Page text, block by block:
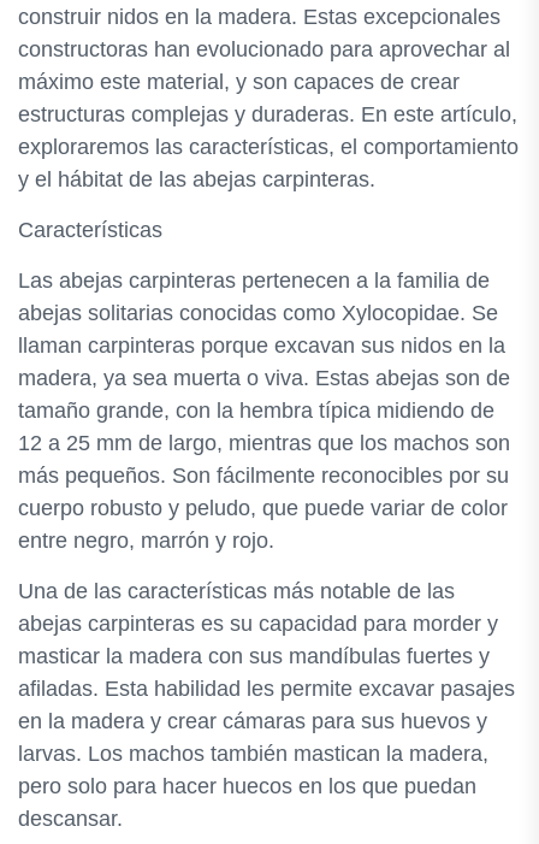
construir nidos en la madera. Estas excepcionales
constructoras han evolucionado para aprovechar al
máximo este material, y son capaces de crear
estructuras complejas y duraderas. En este artículo,
exploraremos las características, el comportamiento
y el hábitat de las abejas carpinteras.
Características
Las abejas carpinteras pertenecen a la familia de
abejas solitarias conocidas como Xylocopidae. Se
llaman carpinteras porque excavan sus nidos en la
madera, ya sea muerta o viva. Estas abejas son de
tamaño grande, con la hembra típica midiendo de
12 a 25 mm de largo, mientras que los machos son
más pequeños. Son fácilmente reconocibles por su
cuerpo robusto y peludo, que puede variar de color
entre negro, marrón y rojo.
Una de las características más notable de las
abejas carpinteras es su capacidad para morder y
masticar la madera con sus mandíbulas fuertes y
afiladas. Esta habilidad les permite excavar pasajes
en la madera y crear cámaras para sus huevos y
larvas. Los machos también mastican la madera,
pero solo para hacer huecos en los que puedan
descansar.